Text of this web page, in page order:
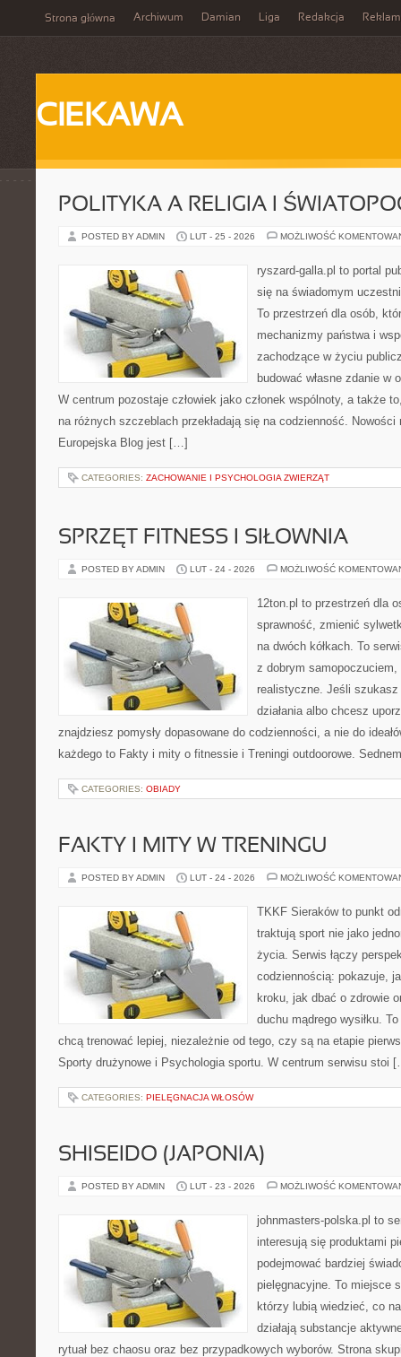
Strona główna Archiwum Damian Liga Redakcja
CIEKAWA
POLITYKA A RELIGIA I
POSTED BY ADMIN LUT - 25 - 2026 MOŻLIWOŚĆ
ryszard-galla.pl to portal
się na świadomym
To przestrzeń dla osób,
mechanizmy państwa i
zachodzące w życiu
budować własne zdanie w
W centrum pozostaje człowiek jako członek wspólnoty, a także
na różnych szczeblach przekładają się na codzienność.
Europejska Blog jest […]
CATEGORIES: ZACHOWANIE I PSYCHOLOGIA ZWIERZĄT
SPRZĘT FITNESS I SIŁOWNIA
POSTED BY ADMIN LUT - 24 - 2026 MOŻLIWOŚĆ
12ton.pl to przestrzeń dla
sprawność, zmienić
na dwóch kółkach. To
z dobrym
realistyczne. Jeśli
działania albo chcesz
znajdziesz pomysły dopasowane do codzienności, a nie do
każdego to Fakty i mity o fitnessie i Treningi outdoorowe.
CATEGORIES: OBIADY
FAKTY I MITY W TRENINGU
POSTED BY ADMIN LUT - 24 - 2026 MOŻLIWOŚĆ
TKKF Sieraków to punkt
traktują sport nie jako
życia. Serwis łączy
codziennością: pokazuje,
kroku, jak dbać o zdrowie
duchu mądrego wysiłku.
chcą trenować lepiej, niezależnie od tego, czy są na etapie
Sporty drużynowe i Psychologia sportu. W centrum serwisu stoi
CATEGORIES: PIELĘGNACJA WŁOSÓW
SHISEIDO (JAPONIA)
POSTED BY ADMIN LUT - 23 - 2026 MOŻLIWOŚĆ
johnmasters-polska.pl to
interesują się produktami
podejmować bardziej
pielęgnacyjne. To miejsce
którzy lubią wiedzieć, co
działają substancje
rytuał bez chaosu oraz bez przypadkowych wyborów. Strona